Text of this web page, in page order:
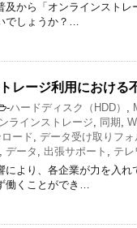
及から「オンラインスト
でしょうか？…
レージ利用における
-ハードディスク（HDD） ,
ラインストレージ, 同期,
ード, データ受け取りフォ
, データ , 出張サポート , テレ
により、各企業が力を入
働くことができ…